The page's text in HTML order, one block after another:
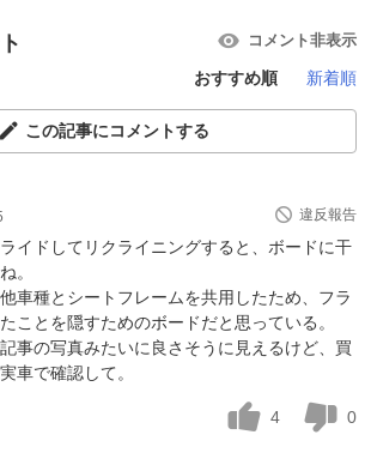
コメント非表示
おすすめ順 新着順
この記事にコメントする
違反報告
イドしてリクライニングすると、ボードに干
。
車種とシートフレームを共用したため、フラ
ことを隠すためのボードだと思っている。
事の写真みたいに良さそうに見えるけど、買
車で確認して。
4 0